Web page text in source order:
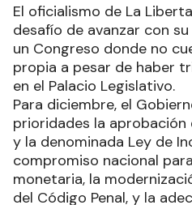
El oficialismo de La
desafío de avanzar con
un Congreso donde no
propia a pesar de haber
en el Palacio Legislativo.
Para diciembre, el
prioridades la
y la denominada Ley de
compromiso nacional
monetaria, la
del Código Penal, y la